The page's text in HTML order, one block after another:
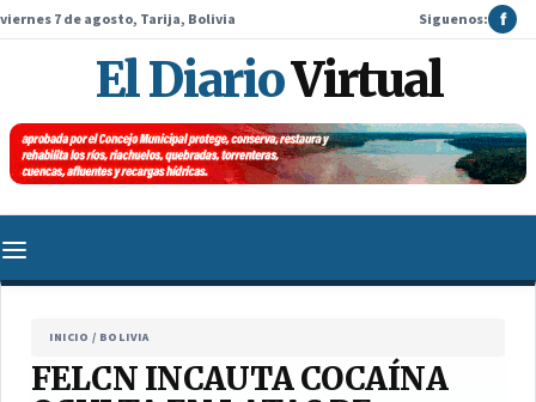
viernes 7 de agosto, Tarija, Bolivia Siguenos: f
El DiarioVirtual
INICIO / BOLIVIA
FELCN INCAUTA COCAÍNA